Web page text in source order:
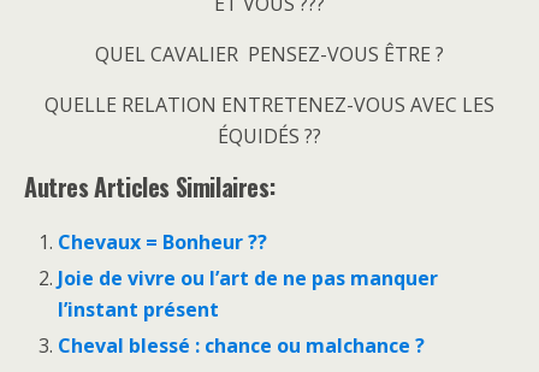
QUEL CAVALIER PENSEZ-VOUS ÊTRE ?
QUELLE RELATION ENTRETENEZ-VOUS AVEC LES
ÉQUIDÉS ??
Autres Articles Similaires:
Chevaux = Bonheur ??
Joie de vivre ou l’art de ne pas manquer
l’instant présent
Cheval blessé : chance ou malchance ?